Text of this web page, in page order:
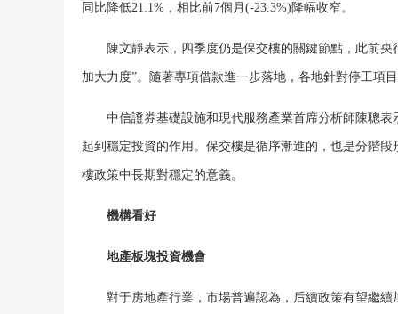
同比降低21.1%，相比前7個月(-23.3%)降幅收窄。
陳文靜表示，四季度仍是保交樓的關鍵節點，此前央
加大力度”。隨著專項借款進一步落地，各地針對停工項
中信證券基礎設施和現代服務產業首席分析師陳聰表
起到穩定投資的作用。保交樓是循序漸進的，也是分階
樓政策中長期對穩定的意義。
機構看好
地產板塊投資機會
對于房地產行業，市場普遍認為，后續政策有望繼續